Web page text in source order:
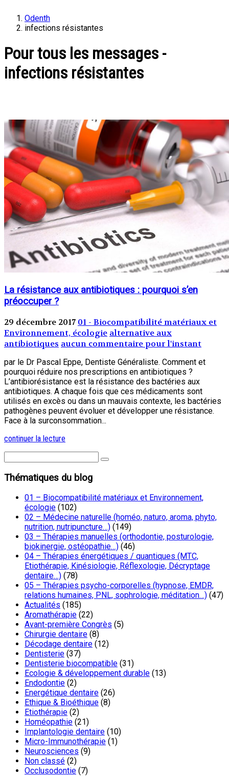
Odenth
infections résistantes
Pour tous les messages -
infections résistantes
La résistance aux antibiotiques : pourquoi s’en
préoccuper ?
29 décembre 2017 01 - Biocompatibilité matériaux et
Environnement, écologie alternative aux
antibiotiques aucun commentaire pour l'instant
par le Dr Pascal Eppe, Dentiste Généraliste. Comment et
pourquoi réduire nos prescriptions en antibiotiques ?
L’antibiorésistance est la résistance des bactéries aux
antibiotiques. A chaque fois que ces médicaments sont
utilisés en excès ou dans un mauvais contexte, les bactéries
pathogènes peuvent évoluer et développer une résistance.
Face à la surconsommation...
continuer la lecture
Thématiques du blog
01 – Biocompatibilité matériaux et Environnement,
écologie (102)
02 – Médecine naturelle (homéo, naturo, aroma, phyto,
nutrition, nutripuncture…) (149)
03 – Thérapies manuelles (orthodontie, posturologie,
biokinergie, ostéopathie…) (46)
04 – Thérapies énergétiques / quantiques (MTC,
Etiothérapie, Kinésiologie, Réflexologie, Décryptage
dentaire…) (78)
05 – Thérapies psycho-corporelles (hypnose, EMDR,
relations humaines, PNL, sophrologie, méditation…) (47)
Actualités (185)
Aromathérapie (22)
Avant-première Congrès (5)
Chirurgie dentaire (8)
Décodage dentaire (12)
Dentisterie (37)
Dentisterie biocompatible (31)
Ecologie & développement durable (13)
Endodontie (2)
Energétique dentaire (26)
Ethique & Bioéthique (8)
Etiothérapie (2)
Homéopathie (21)
Implantologie dentaire (10)
Micro-Immunothérapie (1)
Neurosciences (9)
Non classé (2)
Occlusodontie (7)